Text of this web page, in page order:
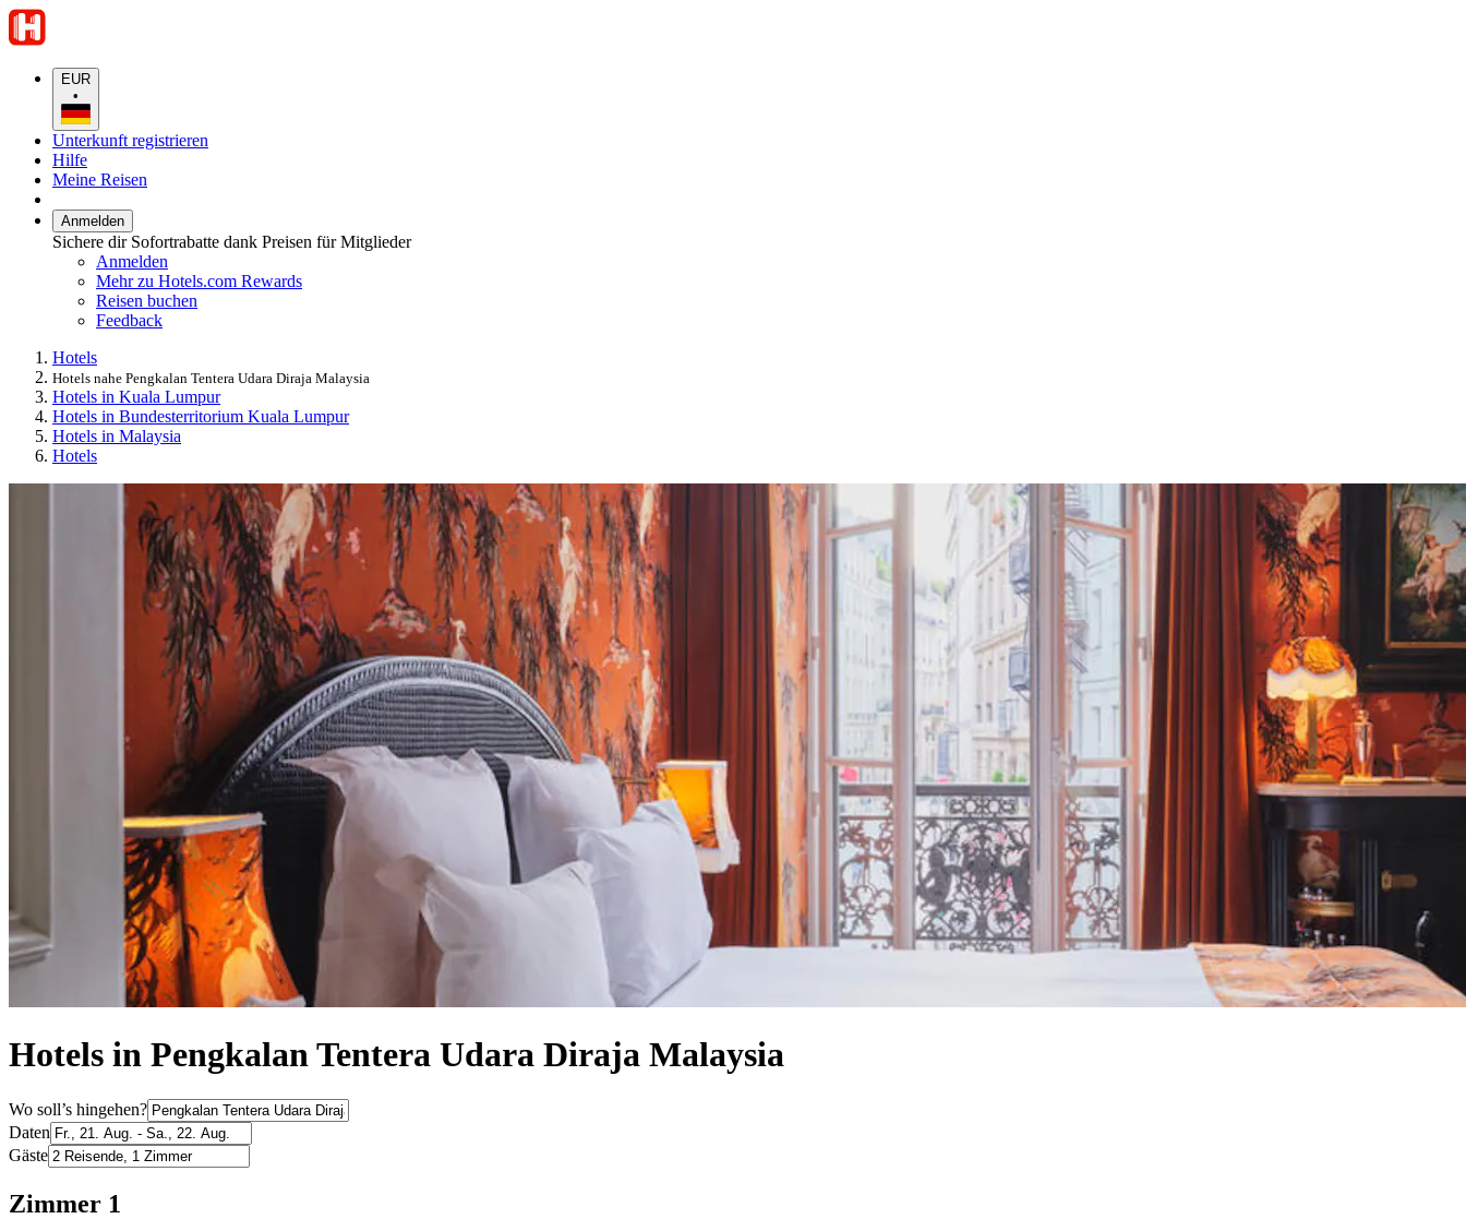
EUR
•
Unterkunft registrieren
Hilfe
Meine Reisen
Anmelden
Sichere dir Sofortrabatte dank Preisen für Mitglieder
Anmelden
Mehr zu Hotels.com Rewards
Reisen buchen
Feedback
Hotels
Hotels nahe Pengkalan Tentera Udara Diraja Malaysia
Hotels in Kuala Lumpur
Hotels in Bundesterritorium Kuala Lumpur
Hotels in Malaysia
Hotels
Hotels in Pengkalan Tentera Udara Diraja Malaysia
Wo soll’s hingehen?
Daten
Gäste
Zimmer 1